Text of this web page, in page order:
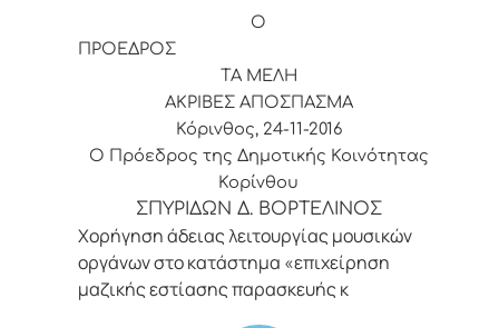
Ο
ΠΡΟΕΔΡΟΣ
ΤΑ ΜΕΛΗ
ΑΚΡΙΒΕΣ ΑΠΟΣΠΑΣΜΑ
Κόρινθος, 24-11-2016
Ο Πρόεδρος της Δημοτικής Κοινότητας
Κορίνθου
ΣΠΥΡΙΔΩΝ Δ. ΒΟΡΤΕΛΙΝΟΣ
Χορήγηση άδειας λειτουργίας μουσικών
οργάνων στο κατάστημα «επιχείρηση
μαζικής εστίασης παρασκευής κ